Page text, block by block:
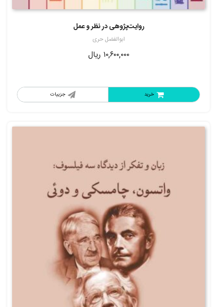
روایت‌پژوهی در نظر و عمل
ابوالفضل حری
00
از
۱۰,۶۰۰,۰۰۰ ریال
جزییات خرید